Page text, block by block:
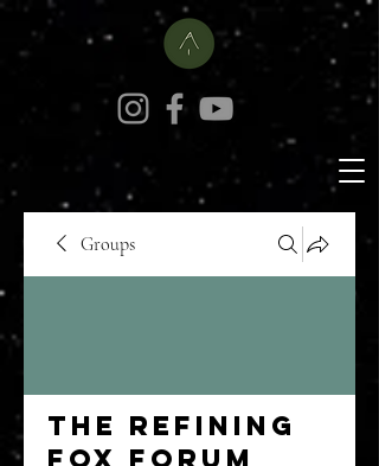
Groups
The Refining
Fox Forum